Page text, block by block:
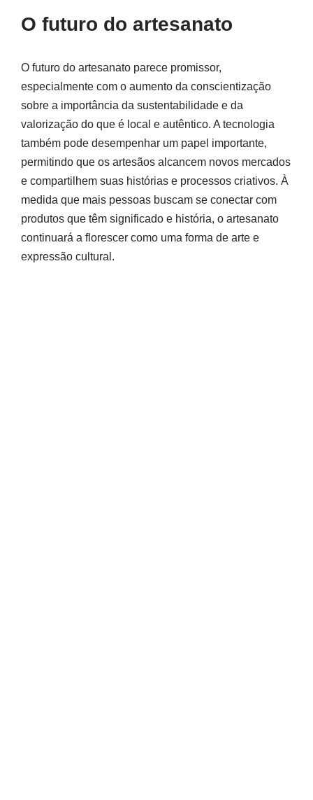
O futuro do artesanato
O futuro do artesanato parece promissor,
especialmente com o aumento da conscientização
sobre a importância da sustentabilidade e da
valorização do que é local e autêntico. A tecnologia
também pode desempenhar um papel importante,
permitindo que os artesãos alcancem novos mercados
e compartilhem suas histórias e processos criativos. À
medida que mais pessoas buscam se conectar com
produtos que têm significado e história, o artesanato
continuará a florescer como uma forma de arte e
expressão cultural.